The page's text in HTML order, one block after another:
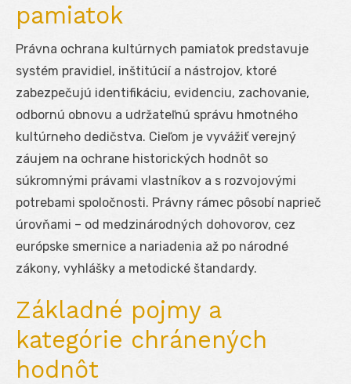
pamiatok
Právna ochrana kultúrnych pamiatok predstavuje
systém pravidiel, inštitúcií a nástrojov, ktoré
zabezpečujú identifikáciu, evidenciu, zachovanie,
odbornú obnovu a udržateľnú správu hmotného
kultúrneho dedičstva. Cieľom je vyvážiť verejný
záujem na ochrane historických hodnôt so
súkromnými právami vlastníkov a s rozvojovými
potrebami spoločnosti. Právny rámec pôsobí naprieč
úrovňami – od medzinárodných dohovorov, cez
európske smernice a nariadenia až po národné
zákony, vyhlášky a metodické štandardy.
Základné pojmy a
kategórie chránených
hodnôt